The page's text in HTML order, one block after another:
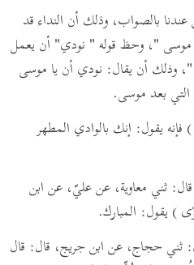
عندنا بالصواب، وذلك أن النداء قد
موسى "، وحظ قوله " نودي" أن يعمل
، وذلك أن يقال: نودي أن يا موسى
التي بعد موسى.
فإنه يقول: إنك بالوادي المطهر
قال: ثني معاوية، عن عليّ، عن ابن
) يقول: المبارك.
ثني حجاج، عن ابن جريج، قال: قال